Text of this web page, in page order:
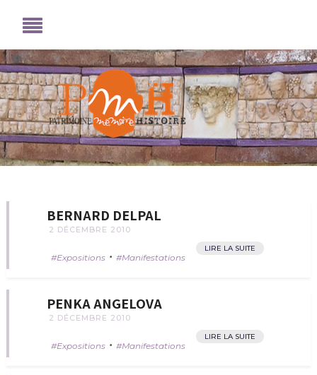
BERNARD DELPAL
2 DÉCEMBRE 2010
LIRE LA SUITE
Expositions • Manifestations
PENKA ANGELOVA
2 DÉCEMBRE 2010
LIRE LA SUITE
Expositions • Manifestations